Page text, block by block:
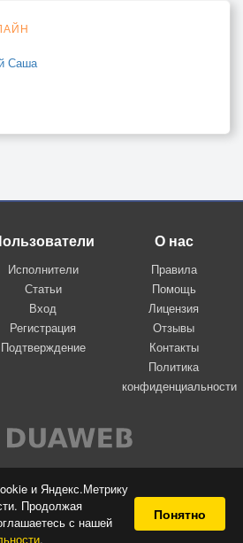
и Яндекс.Метрику
Продолжая
с нашей
.
Понятно
Саша
Исполнители
Статьи
Вход
Регистрация
Подтверждение
О нас
Правила
Помощь
Лицензия
Отзывы
Контакты
Политика
конфиденциальности
Вконтакте
2009-2026 Я-пою
сайт самовыражения